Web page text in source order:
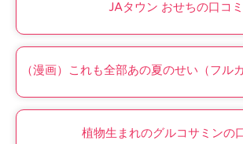
JAタウン おせちの口コミ
（漫画）これも全部あの夏のせい（フル
植物生まれのグルコサミンの